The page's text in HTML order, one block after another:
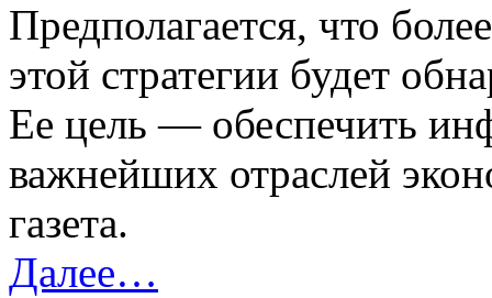
Предполагается, что
этой стратегии будет
Ее цель — обеспечить
важнейших отраслей
газета.
Далее…